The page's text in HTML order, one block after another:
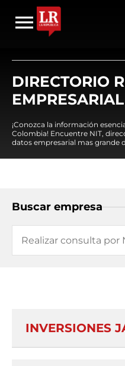
DIRECTORIO
EMPRESARIAL
¡Conozca la información
Colombia! Encuentre NIT,
datos empresarial mas grande
Buscar empresa
INVERSIONES